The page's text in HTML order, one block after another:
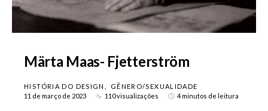
Märta Maas- Fjetterström
HISTÓRIA DO DESIGN
GÊNERO/SEXUALIDADE
11 de março de 2023
110 visualizações 4 minutos de leitura